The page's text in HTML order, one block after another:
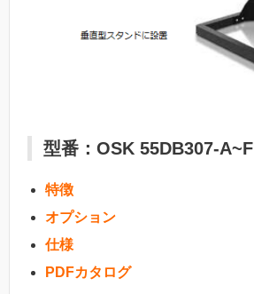
型番：OSK 55DB307-A~F
特徴
オプション
仕様
PDFカタログ